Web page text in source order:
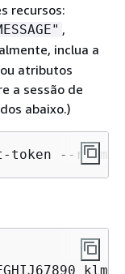
recursos:
,
inclua a
atributos
a sessão de
abaixo.)
--room-